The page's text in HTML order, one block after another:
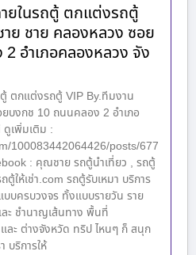
ยในรถตู้ ตกแต่งรถตู้
ย ชาย คลองหลวง ซอย
อำเภอคลองหลวง จัง
ตกแต่งรถตู้ VIP By.ทีมงาน
บงกช 10 ถนนคลอง 2 อำเภอ
เพิ่มเติม :
100083442064426/posts/677
: คุณชาย รถตู้นำเที่ยว , รถตู้
ให้เช่า.com รถตู้รับเหมา บริการ
บครบวงจร ทั้งแบบรายวัน ราย
ะ ชำนาญเส้นทาง พื้นที่
ะ ต่างจังหวัด ทริป ไหนๆ ก็ สนุก
บริการให้